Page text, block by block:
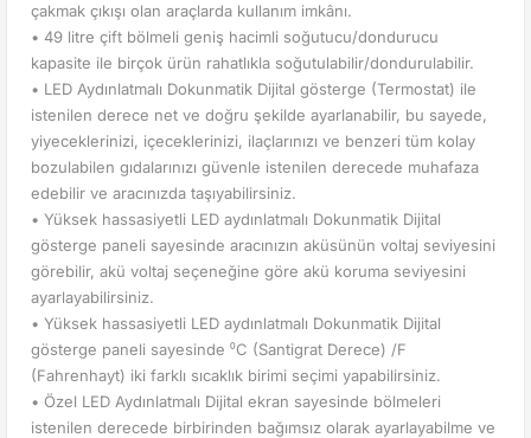
çakmak çıkışı olan araçlarda kullanım imkânı.
• 49 litre çift bölmeli geniş hacimli soğutucu/dondurucu
kapasite ile birçok ürün rahatlıkla soğutulabilir/dondurulabilir.
• LED Aydınlatmalı Dokunmatik Dijital gösterge (Termostat) ile
istenilen derece net ve doğru şekilde ayarlanabilir, bu sayede,
yiyeceklerinizi, içeceklerinizi, ilaçlarınızı ve benzeri tüm kolay
bozulabilen gıdalarınızı güvenle istenilen derecede muhafaza
edebilir ve aracınızda taşıyabilirsiniz.
• Yüksek hassasiyetli LED aydınlatmalı Dokunmatik Dijital
gösterge paneli sayesinde aracınızın aküsünün voltaj seviyesini
görebilir, akü voltaj seçeneğine göre akü koruma seviyesini
ayarlayabilirsiniz.
• Yüksek hassasiyetli LED aydınlatmalı Dokunmatik Dijital
gösterge paneli sayesinde ⁰C (Santigrat Derece) /F
(Fahrenhayt) iki farklı sıcaklık birimi seçimi yapabilirsiniz.
• Özel LED Aydınlatmalı Dijital ekran sayesinde bölmeleri
istenilen derecede birbirinden bağımsız olarak ayarlayabilme ve